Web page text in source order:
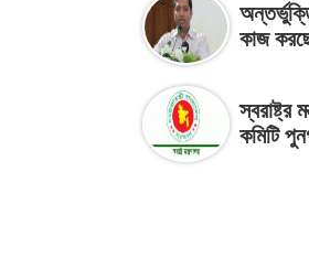
কাজ
স্বরাষ্ট্র
কমিটি